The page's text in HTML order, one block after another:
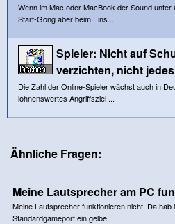
Wenn im Mac oder MacBook der Sound
Start-Gong aber beim Eins...
Spieler: Nicht auf
verzichten, nicht
Die Zahl der Online-Spieler wächst auch in
lohnenswertes Angriffsziel ...
Ähnliche Fragen:
Meine Lautsprecher am PC
Meine Lautsprecher funktionieren nicht. Da
Standardgameport ein gelbe...